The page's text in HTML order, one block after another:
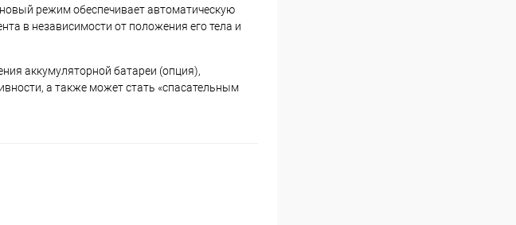
режим обеспечивает автоматическую
в независимости от положения его тела и
аккумуляторной батареи (опция),
а также может стать «спасательным